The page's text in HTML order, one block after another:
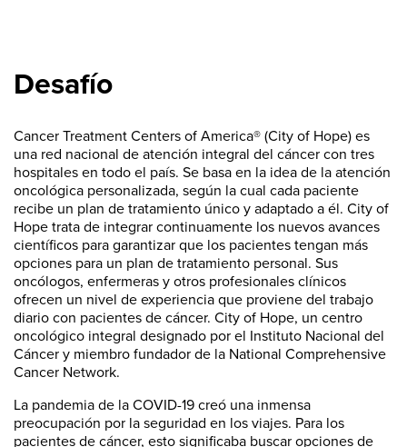
Desafío
Cancer Treatment Centers of America® (City of Hope) es
una red nacional de atención integral del cáncer con tres
hospitales en todo el país. Se basa en la idea de la atención
oncológica personalizada, según la cual cada paciente
recibe un plan de tratamiento único y adaptado a él. City of
Hope trata de integrar continuamente los nuevos avances
científicos para garantizar que los pacientes tengan más
opciones para un plan de tratamiento personal. Sus
oncólogos, enfermeras y otros profesionales clínicos
ofrecen un nivel de experiencia que proviene del trabajo
diario con pacientes de cáncer. City of Hope, un centro
oncológico integral designado por el Instituto Nacional del
Cáncer y miembro fundador de la National Comprehensive
Cancer Network.
La pandemia de la COVID-19 creó una inmensa
preocupación por la seguridad en los viajes. Para los
pacientes de cáncer, esto significaba buscar opciones de